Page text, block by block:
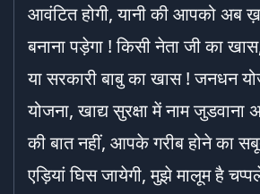
आवंटित होगी, यानी की आपको अब
बनाना पड़ेगा ! किसी नेता जी का
या सरकारी बाबु का खास ! जनधन
योजना, खाद्य सुरक्षा में नाम
की बात नहीं, आपके गरीब होने का
एड़ियां घिस जायेगी, मुझे मालूम है